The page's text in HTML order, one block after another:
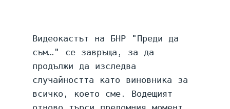
Видеокастът на БНР "Преди да
съм…" се завръща, за да
продължи да изследва
случайността като виновника за
всичко, което сме. Водещият